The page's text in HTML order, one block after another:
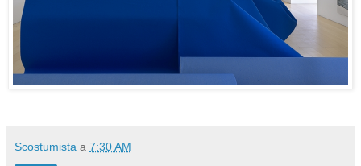
Scostumista a 7:30 AM